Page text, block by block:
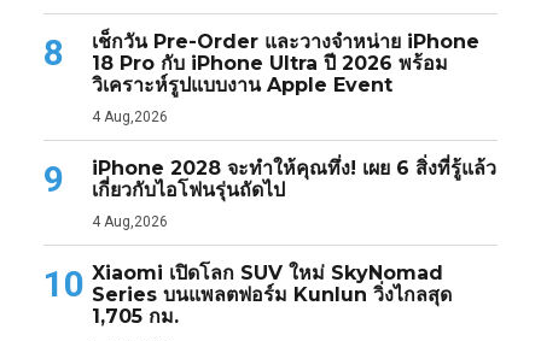
8
เช็กวัน Pre-Order และวางจำหน่าย iPhone
18 Pro กับ iPhone Ultra ปี 2026 พร้อม
วิเคราะห์รูปแบบงาน Apple Event
4 Aug,2026
9
iPhone 2028 จะทำให้คุณทึ่ง! เผย 6 สิ่งที่รู้แล้ว
เกี่ยวกับไอโฟนรุ่นถัดไป
4 Aug,2026
10 Xiaomi เปิดโลก SUV ใหม่ SkyNomad
Series บนแพลตฟอร์ม Kunlun วิ่งไกลสุด
1,705 กม.